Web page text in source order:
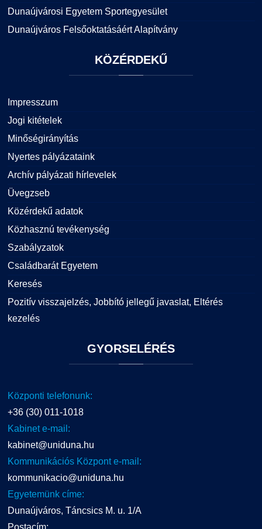
Dunaújvárosi Egyetem Sportegyesület
Dunaújváros Felsőoktatásáért Alapítvány
KÖZÉRDEKŰ
Impresszum
Jogi kitételek
Minőségirányítás
Nyertes pályázataink
Archív pályázati hírlevelek
Üvegzseb
Közérdekű adatok
Közhasznú tevékenység
Szabályzatok
Családbarát Egyetem
Keresés
Pozitív visszajelzés, Jobbító jellegű javaslat, Eltérés
kezelés
GYORSELÉRÉS
Központi telefonunk:
+36 (30) 011-1018
Kabinet e-mail:
kabinet@uniduna.hu
Kommunikációs Központ e-mail:
kommunikacio@uniduna.hu
Egyetemünk címe:
Dunaújváros, Táncsics M. u. 1/A
Postacím: